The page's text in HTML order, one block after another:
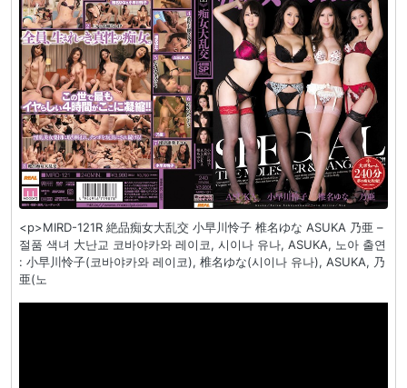
<p>MIRD-121R 絶品痴女大乱交 小早川怜子 椎名ゆな ASUKA 乃亜 –
절품 색녀 大난교 코바야카와 레이코, 시이나 유나, ASUKA, 노아 출연
: 小早川怜子(코바야카와 레이코), 椎名ゆな(시이나 유나), ASUKA, 乃
亜(노